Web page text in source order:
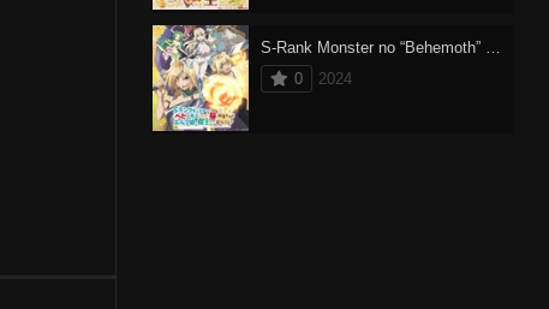
S-Rank Monster no “Behemoth” dakedo, Neko to Machigawarete Elf Musume no Pet toshite Kurashitemasu
0
2024